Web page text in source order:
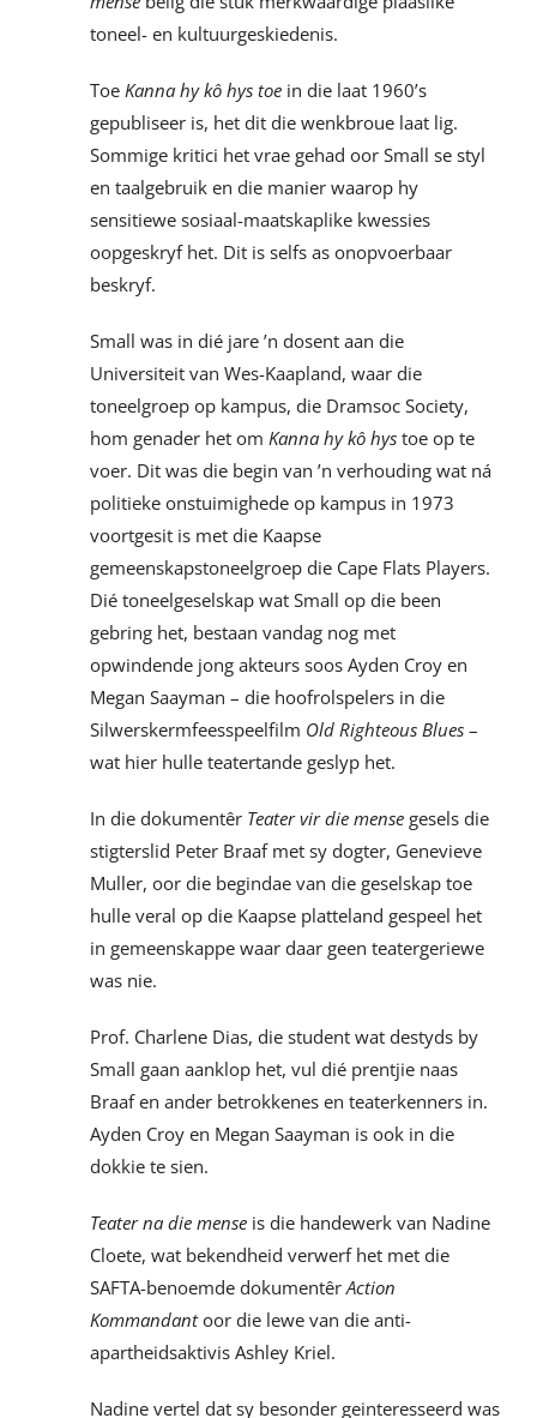
toneel- en kultuurgeskiedenis.
Toe Kanna hy kô hys toein die laat 1960’s
gepubliseer is, het dit die wenkbroue laat lig.
Sommige kritici het vrae gehad oor Small se styl
en taalgebruik en die manier waarop hy
sensitiewe sosiaal-maatskaplike kwessies
oopgeskryf het. Dit is selfs as onopvoerbaar
beskryf.
Small was in dié jare ’n dosent aan die
Universiteit van Wes-Kaapland, waar die
toneelgroep op kampus, die Dramsoc Society,
hom genader het om Kanna hy kô hystoe op te
voer. Dit was die begin van ’n verhouding wat ná
politieke onstuimighede op kampus in 1973
voortgesit is met die Kaapse
gemeenskapstoneelgroep die Cape Flats Players.
Dié toneelgeselskap wat Small op die been
gebring het, bestaan vandag nog met
opwindende jong akteurs soos Ayden Croy en
Megan Saayman – die hoofrolspelers in die
Silwerskermfeesspeelfilm Old Righteous Blues–
wat hier hulle teatertande geslyp het.
In die dokumentêr Teater vir die mensegesels die
stigterslid Peter Braaf met sy dogter, Genevieve
Muller, oor die begindae van die geselskap toe
hulle veral op die Kaapse platteland gespeel het
in gemeenskappe waar daar geen teatergeriewe
was nie.
Prof. Charlene Dias, die student wat destyds by
Small gaan aanklop het, vul dié prentjie naas
Braaf en ander betrokkenes en teaterkenners in.
Ayden Croy en Megan Saayman is ook in die
dokkie te sien.
Teater na die mense is die handewerk van Nadine
Cloete, wat bekendheid verwerf het met die
SAFTA-benoemde dokumentêrAction
Kommandantoor die lewe van die anti-
apartheidsaktivis Ashley Kriel.
Nadine vertel dat sy besonder geinteresseerd was